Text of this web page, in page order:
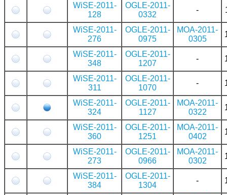
WiSE-2011-
128
OGLE-2011-
0332
-
WiSE-2011-
276
OGLE-2011-
0975
MOA-2011-
0305
WiSE-2011-
348
OGLE-2011-
1207
-
WiSE-2011-
311
OGLE-2011-
1070
-
WiSE-2011-
324
OGLE-2011-
1127
MOA-2011-
0322
WiSE-2011-
360
OGLE-2011-
1251
MOA-2011-
0402
WiSE-2011-
273
OGLE-2011-
0966
MOA-2011-
0302
WiSE-2011-
384
OGLE-2011-
1304
-